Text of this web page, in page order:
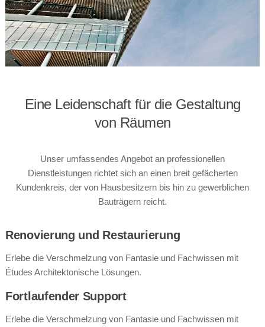
Eine Leidenschaft für die Gestaltung
von Räumen
Unser umfassendes Angebot an professionellen
Dienstleistungen richtet sich an einen breit gefächerten
Kundenkreis, der von Hausbesitzern bis hin zu gewerblichen
Bauträgern reicht.
Renovierung und Restaurierung
Erlebe die Verschmelzung von Fantasie und Fachwissen mit
Études Architektonische Lösungen.
Fortlaufender Support
Erlebe die Verschmelzung von Fantasie und Fachwissen mit